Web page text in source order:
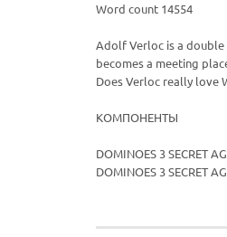
Word count 14554
Adolf Verloc is a double
becomes a meeting
Does Verloc really love
КОМПОНЕНТЫ
DOMINOES 3 SECRET
DOMINOES 3 SECRET